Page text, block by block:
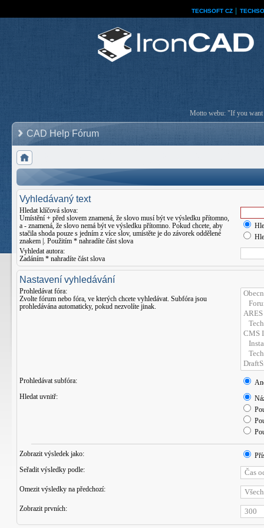
TECHSOFT CZ
Motto webu: "If you want
CAD Help Fórum
Vyhledávaný text
Hledat klíčová slova:
Umístění + před slovem znamená, že slovo musí být ve výsledku přítomno,
a - znamená, že slovo nemá být ve výsledku přítomno. Pokud chcete, aby
stačila shoda pouze s jedním z více slov, umístěte je do závorek oddělené
znakem . Použitím * nahradíte část slova
Vyhledat autora:
Zadáním * nahradíte část slova
Nastavení vyhledávání
Prohledávat fóra:
Zvolte fórum nebo fóra, ve kterých chcete vyhledávat. Subfóra jsou
prohledávána automaticky, pokud nezvolíte jinak.
Prohledávat subfóra:
Hledat uvnitř:
Zobrazit výsledek jako:
Seřadit výsledky podle:
Omezit výsledky na předchozí:
Zobrazit prvních: